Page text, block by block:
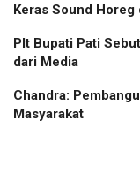
Keras Sound Horeg
Plt Bupati Pati
dari Media
Chandra:
Masyarakat